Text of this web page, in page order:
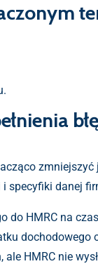
danej
do HMRC na
dochodowego
HMRC nie